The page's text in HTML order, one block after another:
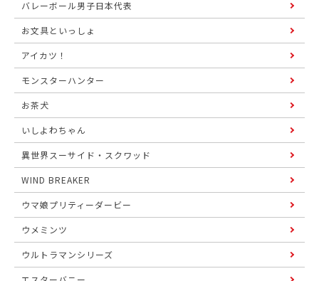
バレーボール男子日本代表
お文具といっしょ
アイカツ！
モンスターハンター
お茶犬
いしよわちゃん
異世界スーサイド・スクワッド
WIND BREAKER
ウマ娘プリティーダービー
ウメミンツ
ウルトラマンシリーズ